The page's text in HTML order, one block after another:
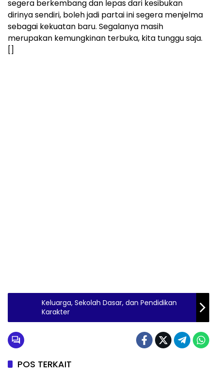
segera berkembang dan lepas dari kesibukan
dirinya sendiri, boleh jadi partai ini segera menjelma
sebagai kekuatan baru. Segalanya masih
merupakan kemungkinan terbuka, kita tunggu saja.
[]
Keluarga, Sekolah Dasar, dan Pendidikan
Karakter
POS TERKAIT